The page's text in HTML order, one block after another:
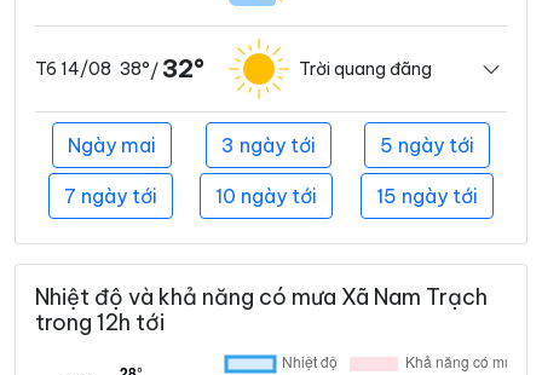
T6 14/08 38°/ 32° Trời quang đãng
Ngày mai 3 ngày tới 5 ngày tới
7 ngày tới 10 ngày tới 15 ngày tới
Nhiệt độ và khả năng có mưa Xã Nam Trạch
trong 12h tới